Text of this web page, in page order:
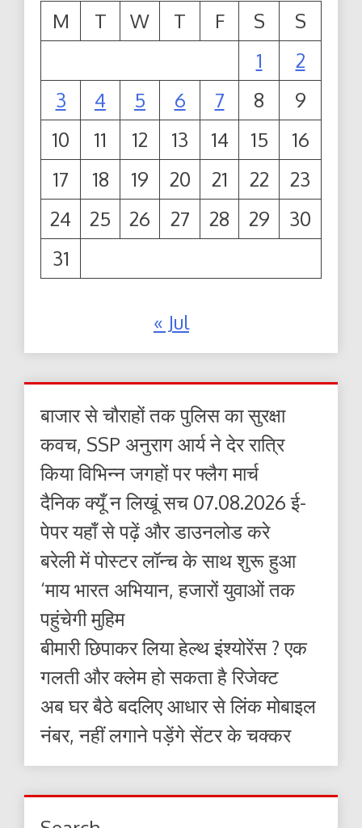
M
T W T F S
S
1
2
3
4 5 6 7 8
9
10
11 12 13 14 15
16
17
18 19 20 21 22
23
24
25 26 27 28 29
30
31
« Jul
बाजार से चौराहों तक पुलिस का सुरक्षा
कवच, SSP अनुराग आर्य ने देर रात्रि
किया विभिन्न जगहों पर फ्लैग मार्च
दैनिक क्यूँ न लिखूं सच 07.08.2026 ई-
पेपर यहाँ से पढ़ें और डाउनलोड करे
बरेली में पोस्टर लॉन्च के साथ शुरू हुआ
‘माय भारत अभियान, हजारों युवाओं तक
पहुंचेगी मुहिम
बीमारी छिपाकर लिया हेल्थ इंश्योरेंस ? एक
गलती और क्लेम हो सकता है रिजेक्ट
अब घर बैठे बदलिए आधार से लिंक मोबाइल
नंबर, नहीं लगाने पड़ेंगे सेंटर के चक्कर